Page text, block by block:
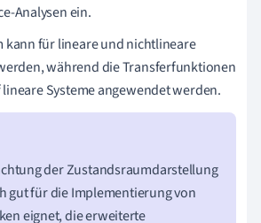
Analysen ein.
kann für lineare und nichtlineare
während die Transferfunktionen
Systeme angewendet werden.
der Zustandsraumdarstellung
gut für die Implementierung von
eignet, die erweiterte